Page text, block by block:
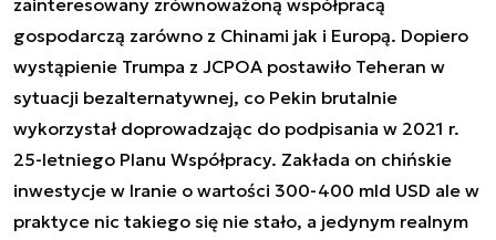
zainteresowany zrównoważoną współpracą
gospodarczą zarówno z Chinami jak i Europą. Dopiero
wystąpienie Trumpa z JCPOA postawiło Teheran w
sytuacji bezalternatywnej, co Pekin brutalnie
wykorzystał doprowadzając do podpisania w 2021 r.
25-letniego Planu Współpracy. Zakłada on chińskie
inwestycje w Iranie o wartości 300-400 mld USD ale w
praktyce nic takiego się nie stało, a jedynym realnym